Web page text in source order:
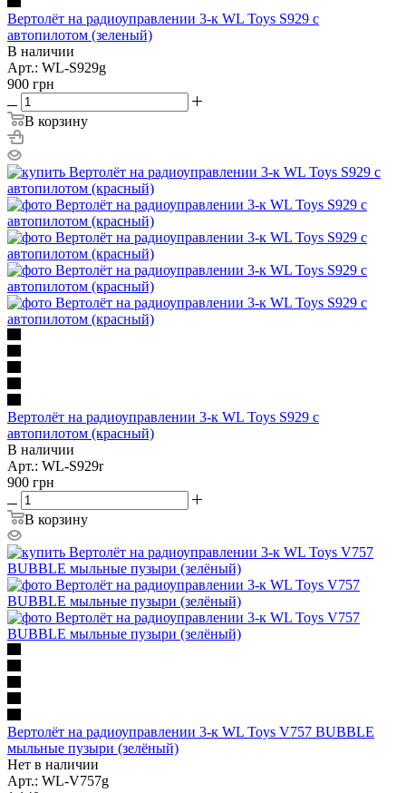
Вертолёт на радиоуправлении 3-к WL Toys S929 с
автопилотом (зеленый)
В наличии
Арт.: WL-S929g
900 грн
В корзину
Вертолёт на радиоуправлении 3-к WL Toys S929 с
автопилотом (красный)
В наличии
Арт.: WL-S929r
900 грн
В корзину
Вертолёт на радиоуправлении 3-к WL Toys V757 BUBBLE
мыльные пузыри (зелёный)
Нет в наличии
Арт.: WL-V757g